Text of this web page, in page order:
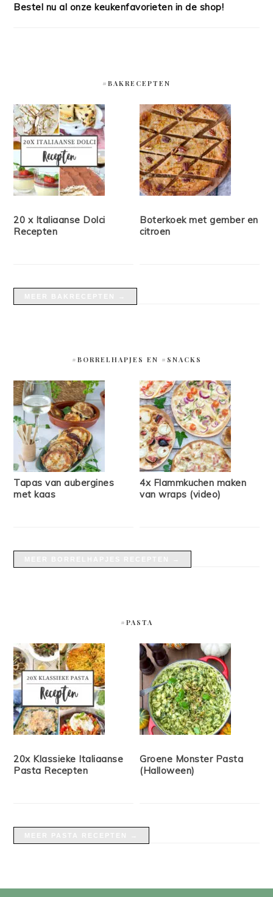
Bestel nu al onze keukenfavorieten in de shop!
#BAKRECEPTEN
20 x Italiaanse Dolci
Recepten
Boterkoek met gember en
citroen
#BORRELHAPJES EN #SNACKS
Tapas van aubergines
met kaas
4x Flammkuchen maken
van wraps (video)
#PASTA
20x Klassieke Italiaanse
Pasta Recepten
Groene Monster Pasta
(Halloween)